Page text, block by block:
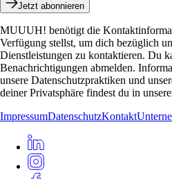
Jetzt abonnieren
MUUUH! benötigt die
Verfügung stellst, um dich bezüglich
Dienstleistungen zu kontaktieren. Du
Benachrichtigungen abmelden.
unsere Datenschutzpraktiken und
deiner Privatsphäre findest du in
ImpressumDatenschutzKontakt